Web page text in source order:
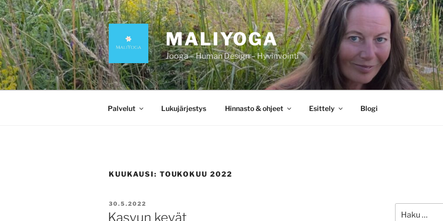
Siirry
sisältöön
MALIYOGA
Jooga – Human Design – Hyvinvointi
Palvelut Lukujärjestys Hinnasto & ohjeet Esittely Blogi
KUUKAUSI: TOUKOKUU 2022
JULKAISTU
30.5.2022
Kasvun kevät